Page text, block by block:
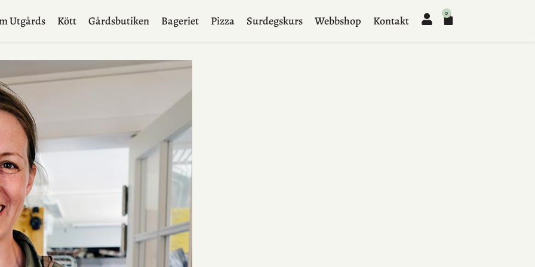
Utgårds Kött Gårdsbutiken Bageriet Pizza Surdegskurs Webbshop Kontakt
0